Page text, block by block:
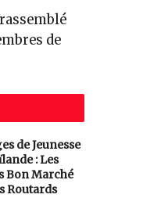
de
de Jeunesse
: Les
Bon Marché
Routards